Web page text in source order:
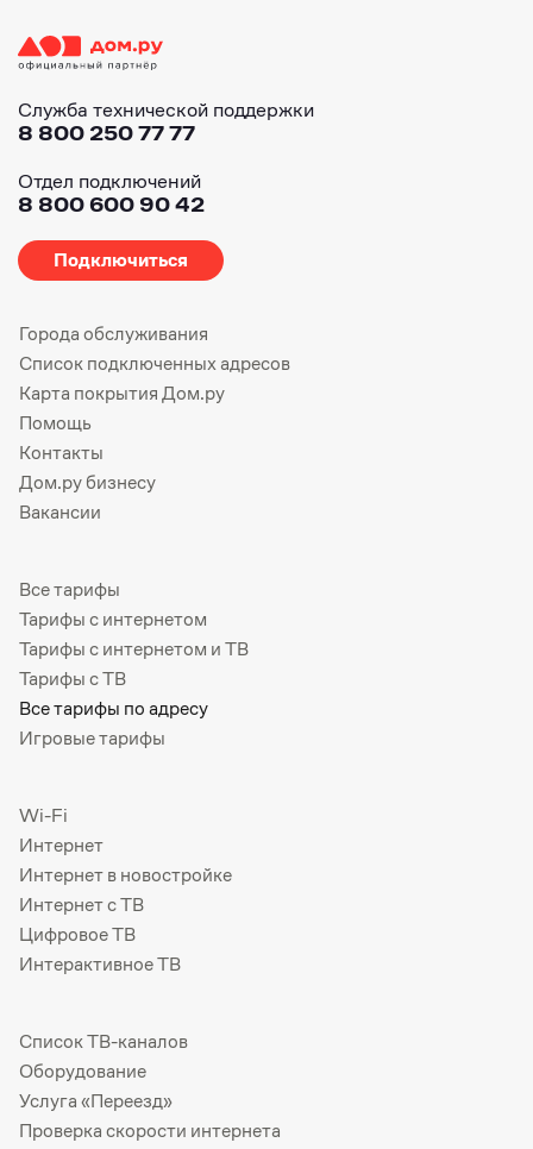
Служба технической поддержки
8 800 250 77 77
Отдел подключений
8 800 600 90 42
Подключиться
Города обслуживания
Список подключенных адресов
Карта покрытия Дом.ру
Помощь
Контакты
Дом.ру бизнесу
Вакансии
Все тарифы
Тарифы с интернетом
Тарифы с интернетом и ТВ
Тарифы с ТВ
Все тарифы по адресу
Игровые тарифы
Wi-Fi
Интернет
Интернет в новостройке
Интернет с ТВ
Цифровое ТВ
Интерактивное ТВ
Список ТВ-каналов
Оборудование
Услуга «Переезд»
Проверка скорости интернета